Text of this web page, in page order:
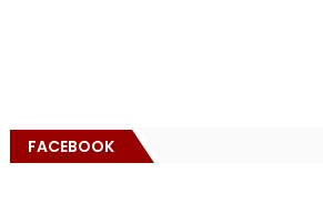
FACEBOOK